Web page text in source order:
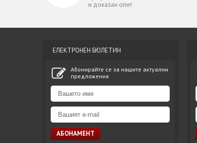
и доказан опит
ЕЛЕКТРОНЕН БЮЛЕТИН
Абонирайте се за нашите актуални
предложения